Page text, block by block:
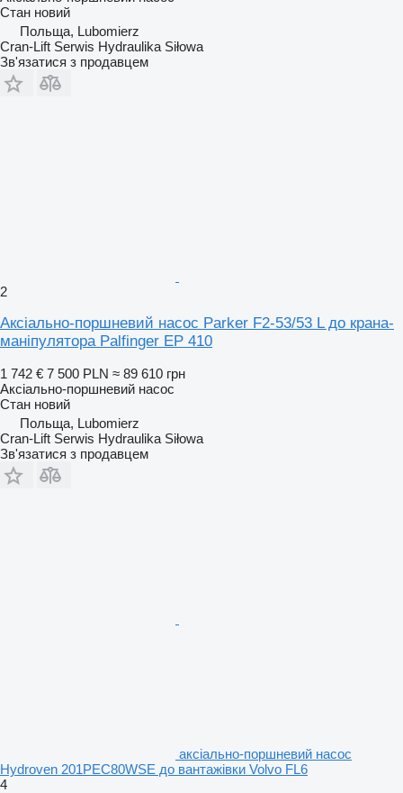
Стан новий
Польща, Lubomierz
Cran-Lift Serwis Hydraulika Siłowa
Зв'язатися з продавцем
2
Аксіально-поршневий насос Parker F2-53/53 L до крана-
маніпулятора Palfinger EP 410
1 742 € 7 500 PLN ≈ 89 610 грн
Аксіально-поршневий насос
Стан новий
Польща, Lubomierz
Cran-Lift Serwis Hydraulika Siłowa
Зв'язатися з продавцем
аксіально-поршневий насос
Hydroven 201PEC80WSE до вантажівки Volvo FL6
4